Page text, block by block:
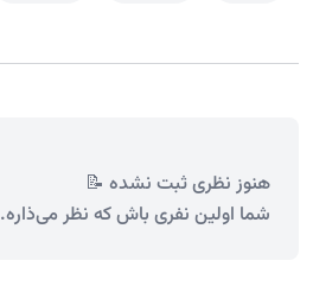
هنوز نظری ثبت نشده 📝
شما اولین نفری باش که نظر می‌ذاره.